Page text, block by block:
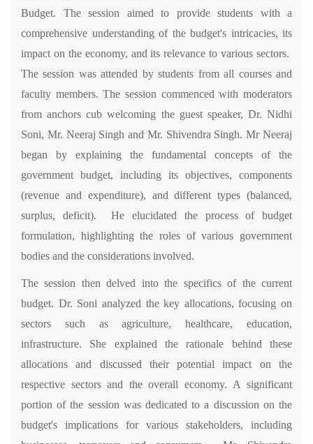
Budget. The session aimed to provide students with a
comprehensive understanding of the budget's intricacies, its
impact on the economy, and its relevance to various sectors.
The session was attended by students from all courses and
faculty members.The session commenced with moderators
from anchors cub welcoming the guest speaker, Dr. Nidhi
Soni, Mr. Neeraj Singh and Mr. Shivendra Singh. Mr Neeraj
began by explaining the fundamental concepts of the
government budget, including its objectives, components
(revenue and expenditure), and different types (balanced,
surplus, deficit). He elucidated the process of budget
formulation, highlighting the roles of various government
bodies and the considerations involved.
The session then delved into the specifics of the current
budget. Dr. Soni analyzed the key allocations, focusing on
sectors such as agriculture, healthcare, education,
infrastructure. She explained the rationale behind these
allocations and discussed their potential impact on the
respective sectors and the overall economy. A significant
portion of the session was dedicated to a discussion on the
budget's implications for various stakeholders, including